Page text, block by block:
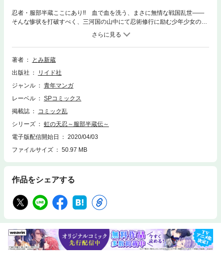
忍者・服部半蔵ここにあり!! 血で血を洗う、まさに無情な戦国乱世――
そんな惨状を打破すべく、三河国の山中にて忍術修行に励む少年少女の姿
があった。若武者・松平元信を崇め心酔する初代服部半蔵と、彼ら「虹の
戦士」たちの闘いが今始まる…！ 剣術劇画の鬼才が描く、リアル忍者ア
クション!!
著者
とみ新蔵
出版社
リイド社
ジャンル
青年マンガ
レーベル
SPコミックス
掲載誌
コミック乱
シリーズ
虹の天忍～服部半蔵伝～
電子版配信開始日
2020/04/03
ファイルサイズ
50.97 MB
作品をシェアする